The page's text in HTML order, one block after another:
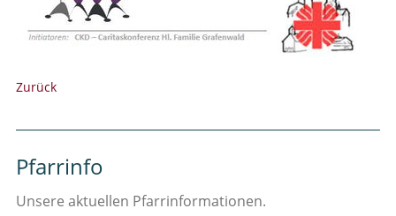
Zurück
Pfarrinfo
Unsere aktuellen Pfarrinformationen.